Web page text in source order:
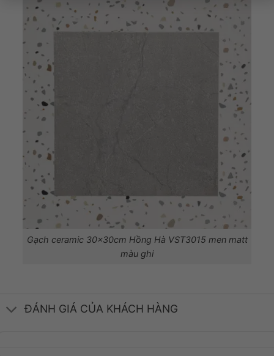
Gạch ceramic 30x30cm Hồng Hà VST3015 men matt
màu ghi
ĐÁNH GIÁ CỦA KHÁCH HÀNG